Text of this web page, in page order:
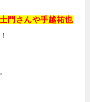
門さんや手越祐也